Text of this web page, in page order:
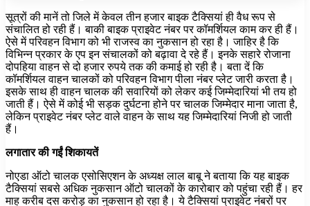
सूत्रों की मानें तो जिले में केवल तीन हजार बाइक टैक्सियां ही वैध रूप से
संचालित हो रही हैं। बाकी बाइक प्राइवेट नंबर पर कॉमर्शियल काम कर ही हैं।
ऐसे में परिवहन विभाग को भी राजस्व का नुकसान हो रहा है। जाहिर है कि
विभिन्न प्रकार के एप इन संचालकों को बढ़ावा दे रहे हैं। इनके सहारे रोजाना
दोपहिया वाहन से दो हजार रुपये तक की कमाई हो रही है। बता दें कि
कॉमर्शियल वाहन चालकों को परिवहन विभाग पीला नंबर प्लेट जारी करता है।
इसके साथ ही वाहन चालक की सवारियों को लेकर कई जिम्मेदारियां भी तय हो
जाती हैं। ऐसे में कोई भी सड़क दुर्घटना होने पर चालक जिम्मेदार माना जाता है,
लेकिन प्राइवेट नंबर प्लेट वाले वाहन के साथ यह जिम्मेदारियां निजी हो जाती
हैं।
लगातार की गईं शिकायतें
नोएडा ऑटो चालक एसोसिएशन के अध्यक्ष लाल बाबू ने बताया कि यह बाइक
टैक्सियां सबसे अधिक नुकसान ऑटो चालकों के कारोबार को पहुंचा रही हैं। हर
माह करीब दस करोड़ का नुकसान हो रहा है। ये टैक्सियां प्राइवेट नंबरों पर